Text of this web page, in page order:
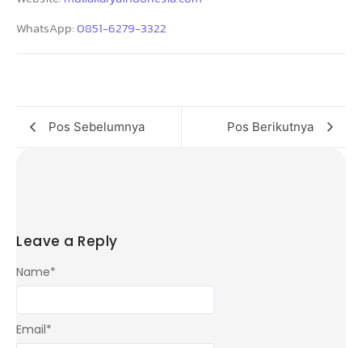
WhatsApp:0851-6279-3322
Pos Sebelumnya Pos Berikutnya
Leave a Reply
Name*
Email*